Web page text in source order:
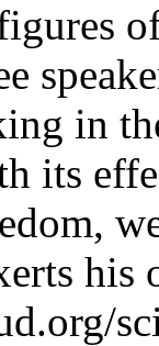
in
its
his